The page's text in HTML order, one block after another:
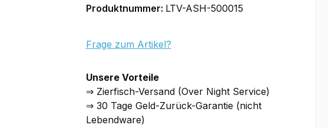
Produktnummer: LTV-ASH-500015
Frage zum Artikel?
Unsere Vorteile
⇒ Zierfisch-Versand (Over Night Service)
⇒ 30 Tage Geld-Zurück-Garantie (nicht
Lebendware)